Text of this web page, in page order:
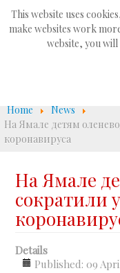
This website uses
make websites work
website, you will
Home
News
На Ямале детям
коронавируса
На Ямале
сократили
Details
Published: 09